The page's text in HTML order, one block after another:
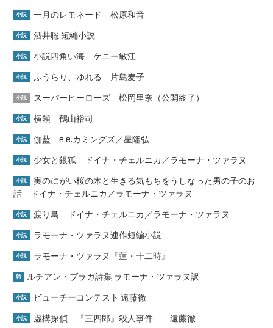
小説 一月のレモネード 松原和音
小説 酒井聡 短編小説
小説 小説四角い海 ケニー敏江
小説 ふうらり、ゆれる 片島麦子
小説 スーパーヒーローズ 松岡里奈（公開終了）
小説 横領 鶴山裕司
小説 伽藍 e.e.カミングズ／星隆弘
小説 少女と銀狐 ドイナ・チェルニカ／ラモーナ・ツァラヌ
小説
実のにがい桜の木と生きる気もちをうしなった男の子のお
話 ドイナ・チェルニカ／ラモーナ・ツァラヌ
小説 渡り鳥 ドイナ・チェルニカ／ラモーナ・ツァラヌ
小説 ラモーナ・ツァラヌ連作短編小説
小説 ラモーナ・ツァラヌ『蓮・十二時』
詩 ルチアン・ブラガ詩集 ラモーナ・ツァラヌ訳
小説 ビューチーコンテスト 遠藤徹
小説 虚構探偵―『三四郎』殺人事件― 遠藤徹